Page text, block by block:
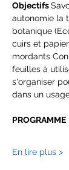
Objectifs
autonomie la
botanique
cuirs et
mordants
feuilles à
s'organiser
dans un
PROGRAMME
En lire plus >